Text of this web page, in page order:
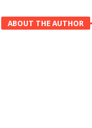
ABOUT THE AUTHOR